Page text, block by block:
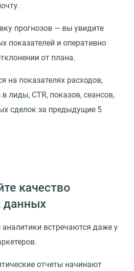
прогнозов — вы увидите
показателей и оперативно
от плана.
на показателях расходов,
лиды, CTR, показов, сеансов,
сделок за предыдущие 5
качество
данных
встречаются даже у
отчеты начинают